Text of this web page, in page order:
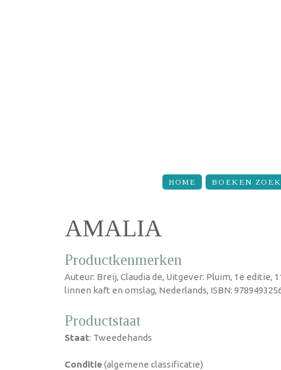
HOME BOEKEN
AMALIA
Productkenmerken
Auteur: Breij, Claudia de, Uitgever: Pluim, 1e editie,
linnen kaft en omslag, Nederlands, ISBN:
Productstaat
Staat: Tweedehands
Conditie(algemene classificatie)